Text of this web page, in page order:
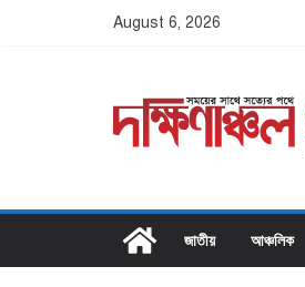
August 6, 2026
জাতীয় আঞ্চলিক